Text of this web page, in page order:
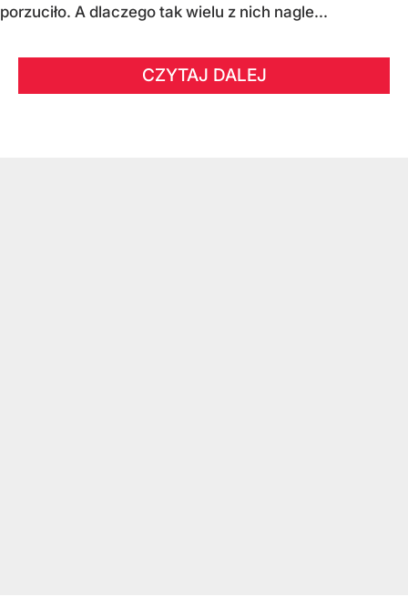
porzuciło. A dlaczego tak wielu z nich nagle...
CZYTAJ DALEJ